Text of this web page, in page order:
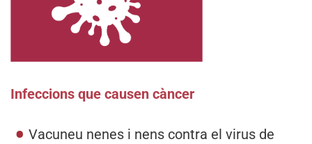
Infeccions que causen càncer
Vacuneu nenes i nens contra el virus de